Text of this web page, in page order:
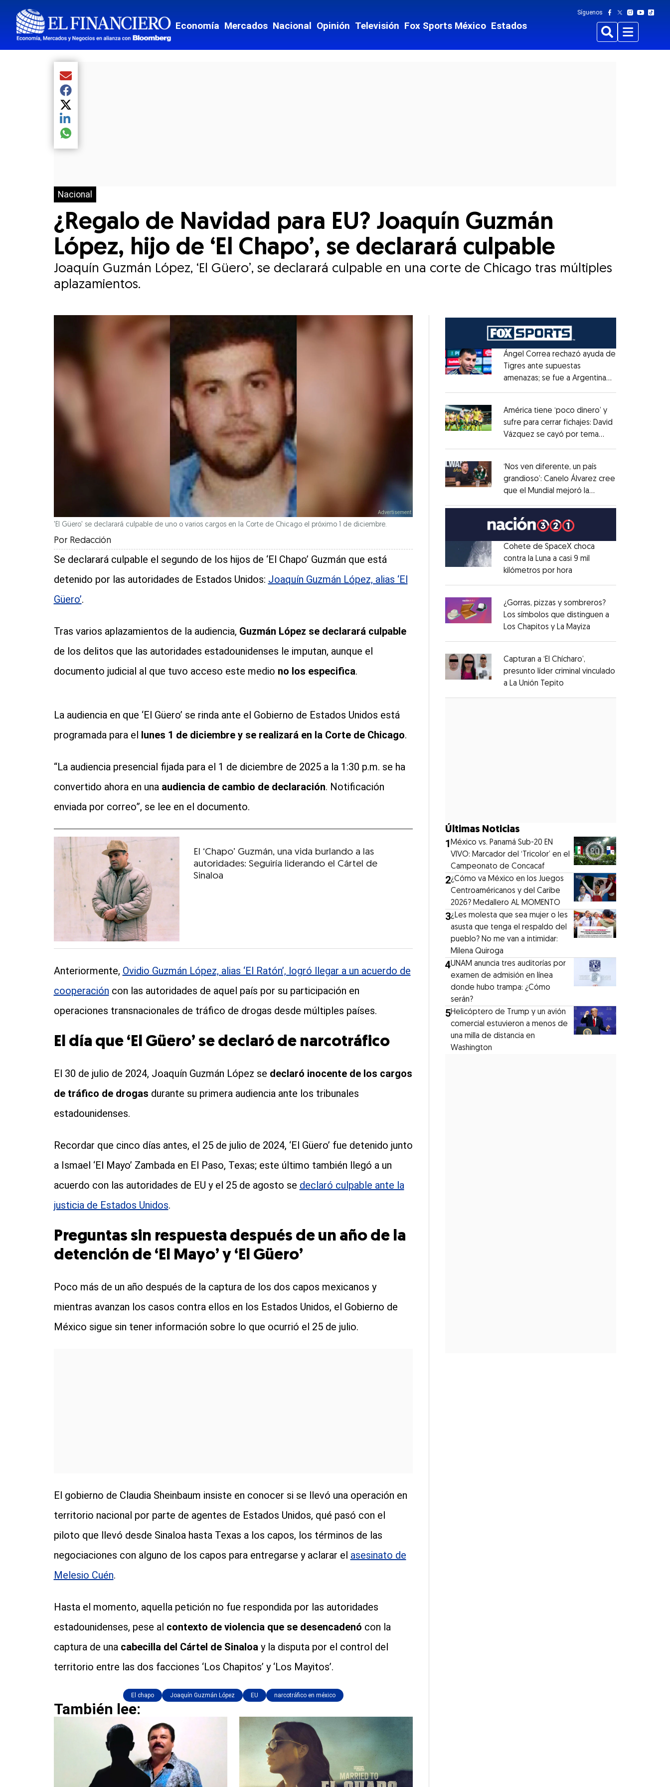
Economía Mercados Nacional Opinión Televisión Fox Sports México Estados
Síguenos
BuscarMenu
Nacional
¿Regalo de Navidad para EU? Joaquín Guzmán
López, hijo de ‘El Chapo’, se declarará culpable
Joaquín Guzmán López, ‘El Güero’, se declarará culpable en una corte de Chicago tras múltiples
aplazamientos.
Compartir el artículo actual mediante Email
Compartir el artículo actual mediante Facebook
Compartir el artículo actual mediante Twitter
Compartir el artículo actual mediante LinkedIn
Compartir el artículo actual mediante global.social-whatsapp
'El Güero' se declarará culpable de uno o varios cargos en la Corte de Chicago el próximo 1 de diciembre.
Por Redacción
Se declarará culpable el segundo de los hijos de ‘El Chapo’ Guzmán que está
detenido por las autoridades de Estados Unidos: Joaquín Guzmán López, alias ‘El
Güero’.
Tras varios aplazamientos de la audiencia, Guzmán López se declarará culpable
de los delitos que las autoridades estadounidenses le imputan, aunque el
documento judicial al que tuvo acceso este medio no los especifica.
La audiencia en que ‘El Güero’ se rinda ante el Gobierno de Estados Unidos está
programada para el lunes 1 de diciembre y se realizará en la Corte de Chicago.
“La audiencia presencial fijada para el 1 de diciembre de 2025 a la 1:30 p.m. se ha
convertido ahora en una audiencia de cambio de declaración. Notificación
enviada por correo”, se lee en el documento.
El ‘Chapo’ Guzmán, una vida burlando a las
autoridades: Seguiría liderando el Cártel de
Sinaloa
Anteriormente, Ovidio Guzmán López, alias ‘El Ratón’, logró llegar a un acuerdo de
cooperación con las autoridades de aquel país por su participación en
operaciones transnacionales de tráfico de drogas desde múltiples países.
El día que ‘El Güero’ se declaró de narcotráfico
El 30 de julio de 2024, Joaquín Guzmán López se declaró inocente de los cargos
de tráfico de drogas durante su primera audiencia ante los tribunales
estadounidenses.
Recordar que cinco días antes, el 25 de julio de 2024, ‘El Güero’ fue detenido junto
a Ismael ‘El Mayo’ Zambada en El Paso, Texas; este último también llegó a un
acuerdo con las autoridades de EU y el 25 de agosto se declaró culpable ante la
justicia de Estados Unidos.
Preguntas sin respuesta después de un año de la
detención de ‘El Mayo’ y ‘El Güero’
Poco más de un año después de la captura de los dos capos mexicanos y
mientras avanzan los casos contra ellos en los Estados Unidos, el Gobierno de
México sigue sin tener información sobre lo que ocurrió el 25 de julio.
El gobierno de Claudia Sheinbaum insiste en conocer si se llevó una operación en
territorio nacional por parte de agentes de Estados Unidos, qué pasó con el
piloto que llevó desde Sinaloa hasta Texas a los capos, los términos de las
negociaciones con alguno de los capos para entregarse y aclarar el asesinato de
Melesio Cuén.
Hasta el momento, aquella petición no fue respondida por las autoridades
estadounidenses, pese al contexto de violencia que se desencadenó con la
captura de una cabecilla del Cártel de Sinaloay la disputa por el control del
territorio entre las dos facciones ‘Los Chapitos’ y ‘Los Mayitos’.
El chapo Joaquín Guzmán López EU narcotráfico en méxico
También lee:
Opens in new window
Ángel Correa rechazó ayuda de
Tigres ante supuestas
amenazas; se fue a Argentina
Opens in new window
América tiene ‘poco dinero’ y
sufre para cerrar fichajes: David
Vázquez se cayó por tema
Opens in new window
‘Nos ven diferente, un país
grandioso’: Canelo Álvarez cree
que el Mundial mejoró la
Opens in new window
Cohete de SpaceX choca
contra la Luna a casi 9 mil
kilómetros por hora
Opens in new window
¿Gorras, pizzas y sombreros?
Los símbolos que distinguen a
Los Chapitos y La Mayiza
Opens in new window
Capturan a ‘El Chícharo’,
presunto líder criminal vinculado
a La Unión Tepito
Últimas Noticias
1México vs. Panamá Sub-20 EN
VIVO: Marcador del ‘Tricolor’ en el
Campeonato de Concacaf
2¿Cómo va México en los Juegos
Centroaméricanos y del Caribe
2026? Medallero AL MOMENTO
3¿Les molesta que sea mujer o les
asusta que tenga el respaldo del
pueblo? No me van a intimidar:
Milena Quiroga
4UNAM anuncia tres auditorías por
examen de admisión en línea
donde hubo trampa: ¿Cómo
serán?
5Helicóptero de Trump y un avión
comercial estuvieron a menos de
una milla de distancia en
Washington